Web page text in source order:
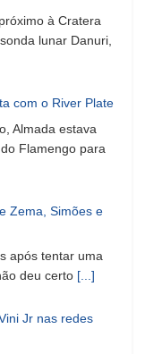
à Cratera
lunar Danuri,
com o River Plate
Almada estava
Flamengo para
Zema, Simões e
após tentar uma
deu certo [...]
Jr nas redes